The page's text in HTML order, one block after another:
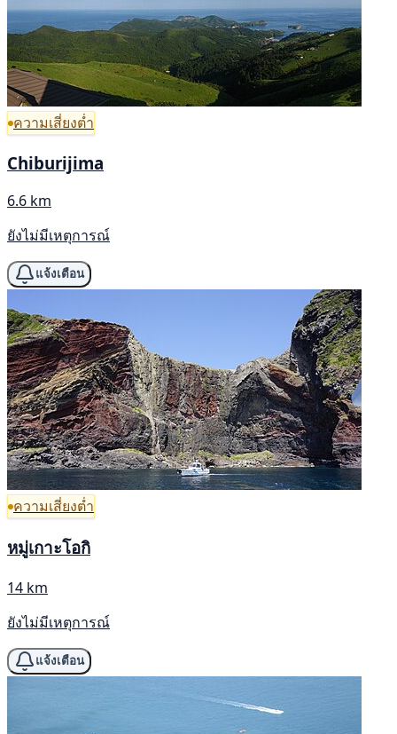
ความเสี่ยงต่ำ
Chiburijima
6.6 km
ยังไม่มีเหตุการณ์
แจ้งเตือน
ความเสี่ยงต่ำ
หมู่เกาะโอกิ
14 km
ยังไม่มีเหตุการณ์
แจ้งเตือน